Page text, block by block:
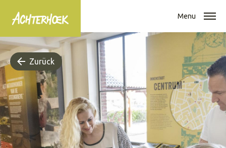
Menu
Zurück